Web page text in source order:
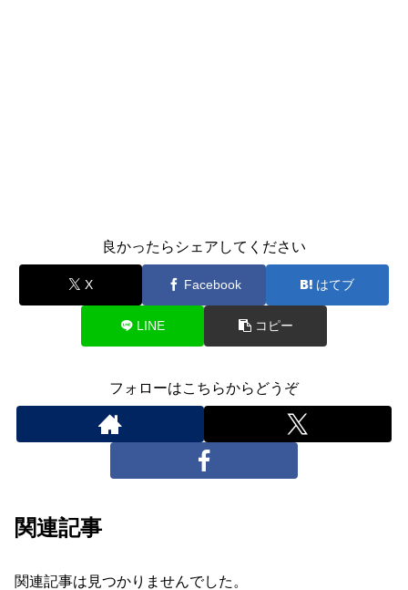
良かったらシェアしてください
X Facebook はてブ
LINE コピー
フォローはこちらからどうぞ
関連記事
関連記事は見つかりませんでした。